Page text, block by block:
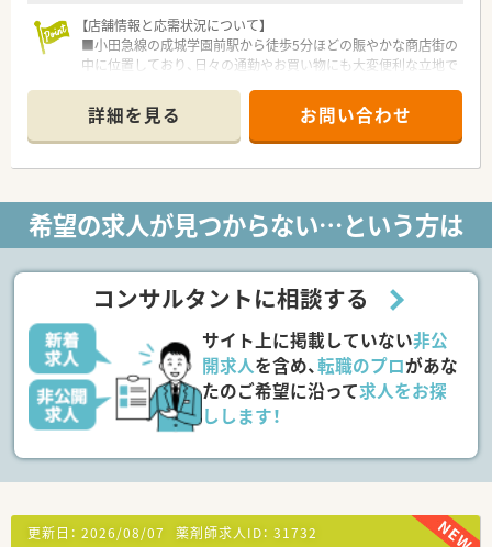
ドラッグ併設店は勿論のこよ、調剤単独店の出店があるほか、応
需形態も総合病院門前型、クリニックモール型、医療ヴィレッジ
型、面応需型と多岐に渡り、富士薬品内で多様な店舗での就業経
験が可能です！
その他、期間限定で地方圏のグループ会社への出向も可能ですの
で、店舗だけでなく全国あらゆるエリアにて経験を積むことも可
能です！
会社としてドラッグストアと調剤室の営業を分ける分離申請を
推奨しております！
薬剤師は調剤部門への配属になりますので、店内のレジ打ちや品
調剤室も「19時まで営業」や「日祝休み」の店舗が多いので、調剤
薬局と大差なくご就業いただくことができます！
★薬剤師の就業サポートが充実！
大宮本部に「メディカルサポートセンター」が設置されており、
店舗の処方箋入力を遠隔操作にて代わりに入力してもらえるシ
ステムを導入！これにより現場の医療事務がピッキングサポート
に入りますので、薬剤師が対人業務に集中できる環境が整ってい
機械化も各店舗ニーズに合わせて進めており、自動調剤分包機や
無菌調剤室も導入されております！薬歴に関しては全店共通で音
減につながっております！
【店舗情報と応需状況について】
■小田急線の成城学園前駅から徒歩5分ほどの賑やかな商店街の
中に位置しており、日々の通勤やお買い物にも大変便利な立地で
■内科や小児科をはじめ、皮膚科や耳鼻科など多彩な科目を面対
応で応需しており、月に約1400枚の処方箋を処理しています。
■医薬品の採用品目数は約2000品目と豊富であり、外来調剤に
加えて居宅や施設への在宅業務にも幅広く対応している店舗で
【募集背景と求める人物像について】
■今回の求人は体制維持のための欠員補充を目的としており、調
様に明るく寄り添った丁寧な対応ができる方を歓迎いたしま
す。
■多科目の処方箋対応や在宅医療に注力しているため、新しい知
識の習得やスキル向上に対して意欲的に取り組める方が最適で
す。
【求人情報について】
都合による転居を伴う転勤は一切ないため安心して働けます。
■年収は430万円から550万円の提示が可能であり、これまでの
■昇給は年1回、賞与は7月と12月の年2回支給され、家族手当や
居住地手当など社内規定に応じた諸手当も充実しています。
詳細を見る お問い合わせ
希望の求人が見つからない…という方は
コンサルタントに相談する
サイト上に掲載していない非公
開求人を含め、転職のプロがあな
たのご希望に沿って求人をお探
しします！
更新日： 2026/08/07 薬剤師求人ID： 31732